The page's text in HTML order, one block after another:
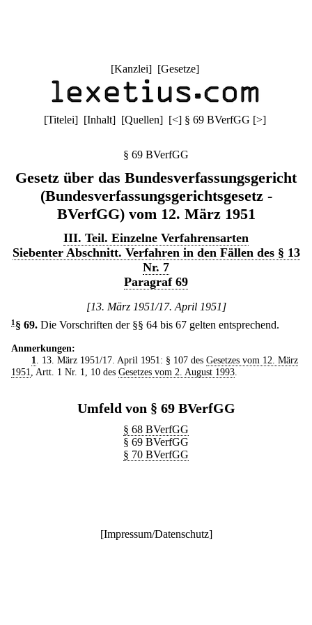
[Kanzlei] [Gesetze]
[Titelei] [Inhalt] [Quellen] [<] § 69 BVerfGG [>]
§ 69 BVerfGG
Gesetz über das Bundesverfassungsgericht
(Bundesverfassungsgerichtsgesetz -
BVerfGG) vom 12. März 1951
III. Teil. Einzelne Verfahrensarten
Siebenter Abschnitt. Verfahren in den Fällen des § 13
Nr. 7
Paragraf 69
[13. März 1951/17. April 1951]
1 § 69. Die Vorschriften der §§ 64 bis 67 gelten entsprechend.
Anmerkungen:
1
. 13. März 1951/17. April 1951: § 107 des Gesetzes vom 12. März
1951
, Artt. 1 Nr. 1, 10 des Gesetzes vom 2. August 1993
Umfeld von § 69 BVerfGG
§ 68 BVerfGG
§ 69 BVerfGG
§ 70 BVerfGG
[Impressum/Datenschutz]